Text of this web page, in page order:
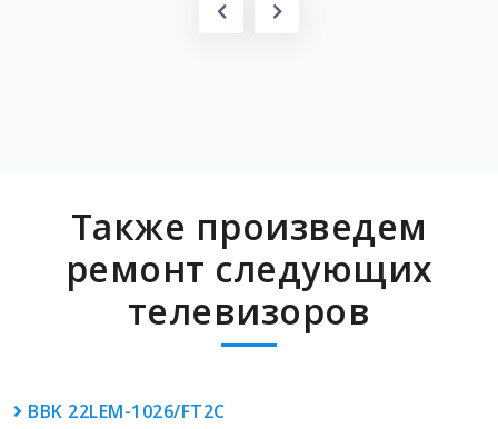
Также произведем
ремонт следующих
телевизоров
BBK 22LEM-1026/FT2C